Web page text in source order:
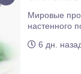
Мировые
настенного
6 дн.